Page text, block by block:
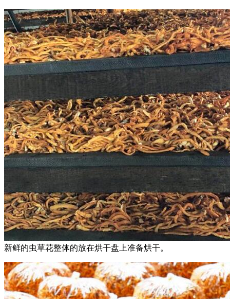
新鲜的虫草花整体的放在烘干盘上准备烘干。